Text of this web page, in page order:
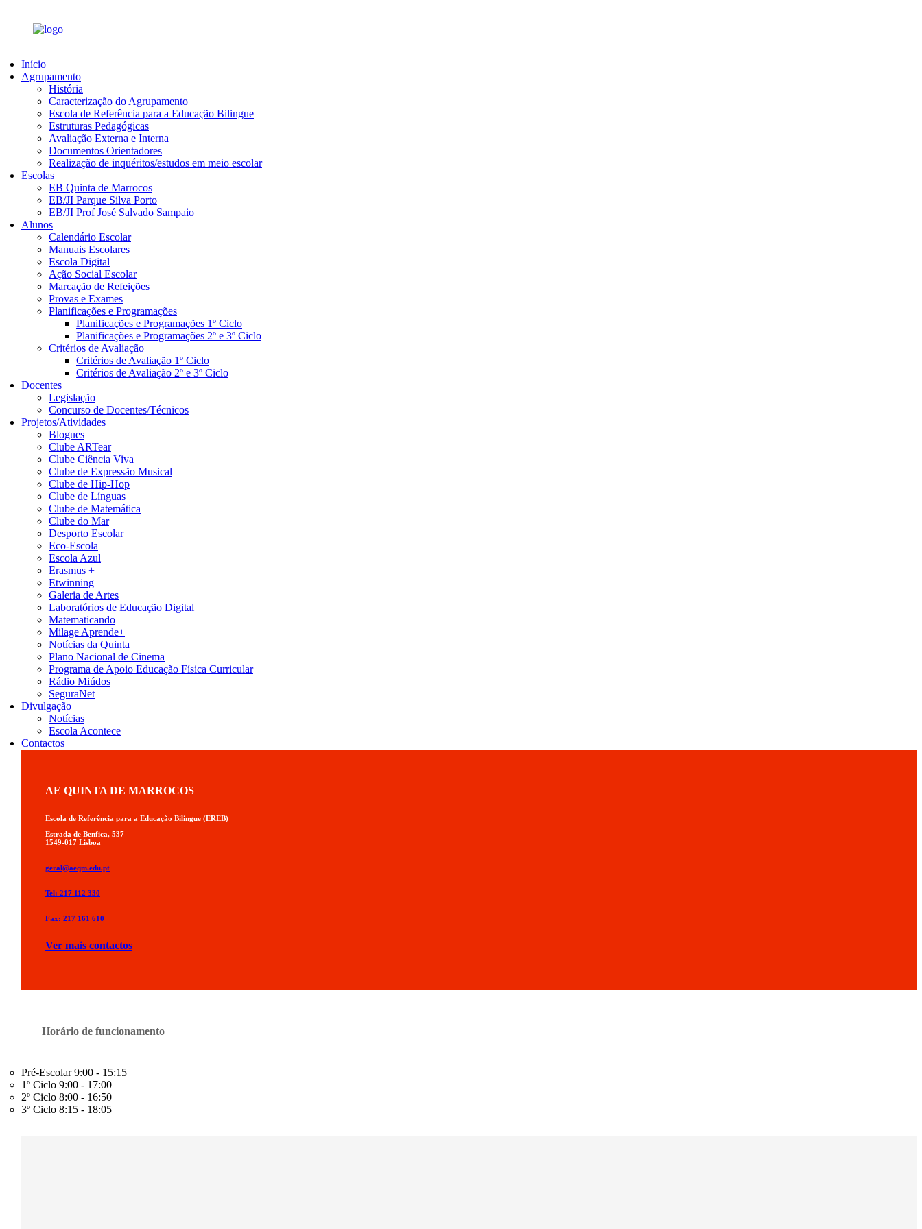
Início
Agrupamento
História
Caracterização do Agrupamento
Escola de Referência para a Educação Bilingue
Estruturas Pedagógicas
Avaliação Externa e Interna
Documentos Orientadores
Realização de inquéritos/estudos em meio escolar
Escolas
EB Quinta de Marrocos
EB/JI Parque Silva Porto
EB/JI Prof José Salvado Sampaio
Alunos
Calendário Escolar
Manuais Escolares
Escola Digital
Ação Social Escolar
Marcação de Refeições
Provas e Exames
Planificações e Programações
Planificações e Programações 1º Ciclo
Planificações e Programações 2º e 3º Ciclo
Critérios de Avaliação
Critérios de Avaliação 1º Ciclo
Critérios de Avaliação 2º e 3º Ciclo
Docentes
Legislação
Concurso de Docentes/Técnicos
Projetos/Atividades
Blogues
Clube ARTear
Clube Ciência Viva
Clube de Expressão Musical
Clube de Hip-Hop
Clube de Línguas
Clube de Matemática
Clube do Mar
Desporto Escolar
Eco-Escola
Escola Azul
Erasmus +
Etwinning
Galeria de Artes
Laboratórios de Educação Digital
Matematicando
Milage Aprende+
Notícias da Quinta
Plano Nacional de Cinema
Programa de Apoio Educação Física Curricular
Rádio Miúdos
SeguraNet
Divulgação
Notícias
Escola Acontece
Contactos
AE QUINTA DE MARROCOS
Escola de Referência para a Educação Bilingue (EREB)
Estrada de Benfica, 537
1549-017 Lisboa
geral@aeqm.edu.pt
Tel: 217 112 330
Fax: 217 161 610
Ver mais contactos
Horário de funcionamento
Pré-Escolar9:00 - 15:15
1º Ciclo 9:00 - 17:00
2º Ciclo 8:00 - 16:50
3º Ciclo 8:15 - 18:05